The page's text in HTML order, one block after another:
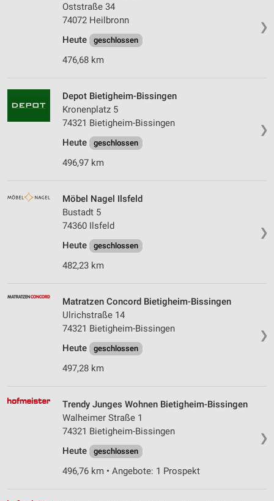
❯
Oststraße 34
74072 Heilbronn
Heute
geschlossen
476,68 km
❯
Depot Bietigheim-Bissingen
Kronenplatz 5
74321 Bietigheim-Bissingen
Heute
geschlossen
496,97 km
❯
Möbel Nagel Ilsfeld
Bustadt 5
74360 Ilsfeld
Heute
geschlossen
482,23 km
❯
Matratzen Concord Bietigheim-Bissingen
Ulrichstraße 14
74321 Bietigheim-Bissingen
Heute
geschlossen
497,28 km
❯
Trendy Junges Wohnen Bietigheim-Bissingen
Walheimer Straße 1
74321 Bietigheim-Bissingen
Heute
geschlossen
496,76 km • Angebote: 1 Prospekt